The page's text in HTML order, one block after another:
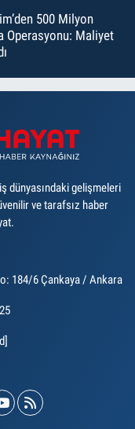
500 Milyon
Operasyonu: Maliyet
dünyasındaki gelişmeleri
ve tarafsız haber
184/6 Çankaya / Ankara